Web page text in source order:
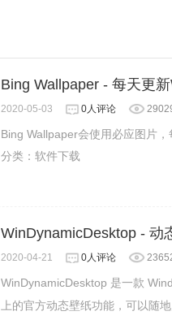
Bing Wallpaper - 每天更
2020-05-03 0人评论
Bing Wallpaper会使用必应图片
分类： 软件下载
WinDynamicDesktop - 动
2020-04-21 0人评论
WinDynamicDesktop 是一款
上的官方动态壁纸功能，可以随